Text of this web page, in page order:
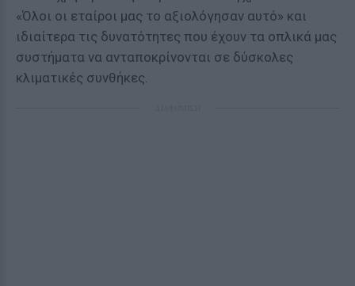
«Όλοι οι εταίροι μας το αξιολόγησαν αυτό» και
ιδιαίτερα τις δυνατότητες που έχουν τα οπλικά μας
συστήματα να ανταποκρίνονται σε δύσκολες
κλιματικές συνθήκες.